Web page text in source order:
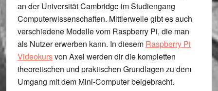
an der Universität Cambridge im Studiengang
Computerwissenschaften. Mittlerweile gibt es auch
verschiedene Modelle vom Raspberry Pi, die man
als Nutzer erwerben kann. In diesem Raspberry Pi
Videokursvon Axel werden dir die kompletten
theoretischen und praktischen Grundlagen zu dem
Umgang mit dem Mini-Computer beigebracht.